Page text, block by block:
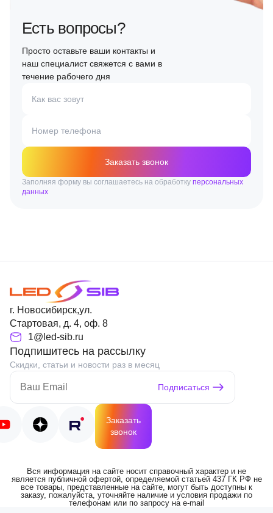
Есть вопросы?
Просто оставьте ваши контакты и
наш специалист свяжется с вами в
течение рабочего дня
Как вас зовут
Номер телефона
Заказать звонок
Заполняя форму вы соглашаетесь на обработку персональных
данных
г. Новосибирск,ул.
Стартовая, д. 4, оф. 8
1@led-sib.ru
Подпишитесь на рассылку
Скидки, статьи и новости раз в месяц
Подписаться
Заказать
звонок
Вся информация на сайте носит справочный характер и не
является публичной офертой, определяемой статьей 437 ГК РФ не
все товары, представленные на сайте, могут быть доступны к
заказу, пожалуйста, уточняйте наличие и условия продажи по
телефонам или по запросу на e-mail